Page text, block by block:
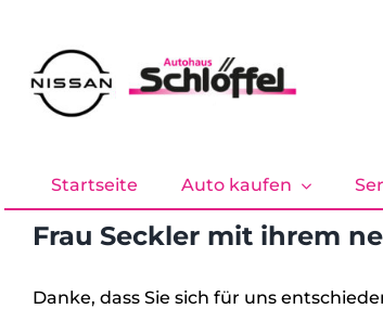
springen
Startseite Auto kaufen
Frau Seckler mit ihrem
Danke, dass Sie sich für uns